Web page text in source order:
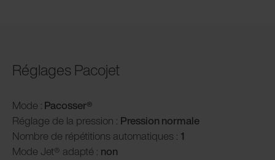
Réglages Pacojet
Mode : Pacosser®
Réglage de la pression : Pression normale
Nombre de répétitions automatiques : 1
Mode Jet® adapté : non